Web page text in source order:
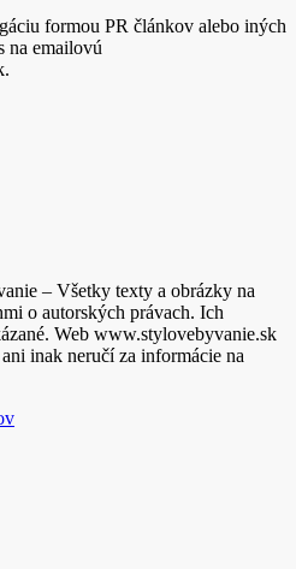
formou PR článkov alebo iných
na emailovú
– Všetky texty a obrázky na
o autorských právach. Ich
Web www.stylovebyvanie.sk
inak neručí za informácie na